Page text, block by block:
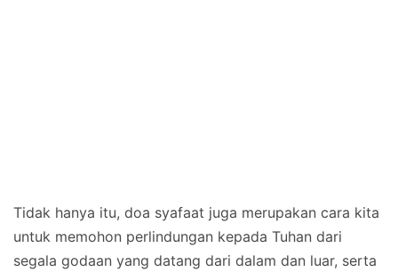
Tidak hanya itu, doa syafaat juga merupakan cara kita
untuk memohon perlindungan kepada Tuhan dari
segala godaan yang datang dari dalam dan luar, serta